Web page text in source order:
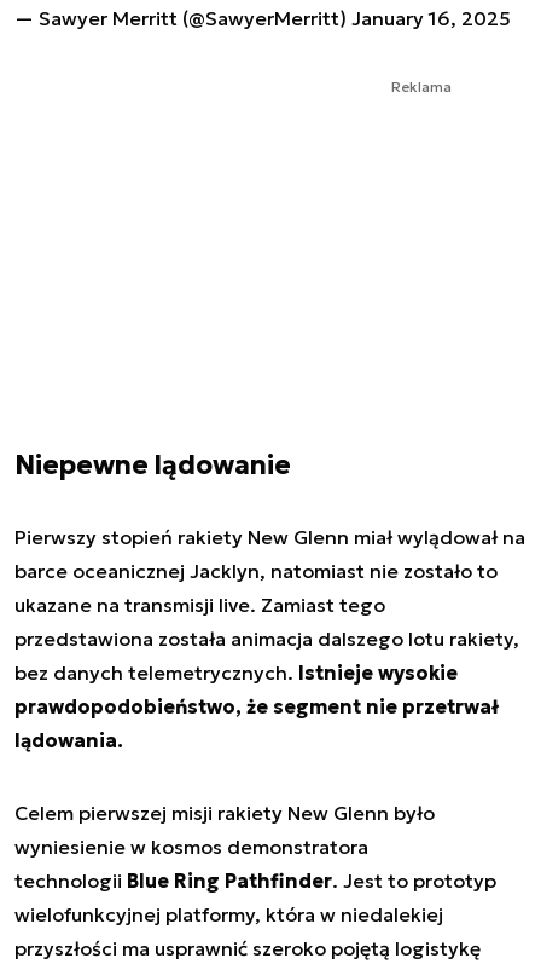
— Sawyer Merritt (@SawyerMerritt) January 16, 2025
Reklama
Niepewne lądowanie
Pierwszy stopień rakiety New Glenn miał wylądował na
barce oceanicznej Jacklyn, natomiast nie zostało to
ukazane na transmisji live. Zamiast tego
przedstawiona została animacja dalszego lotu rakiety,
bez danych telemetrycznych. Istnieje wysokie
prawdopodobieństwo, że segment nie przetrwał
lądowania.
Celem pierwszej misji rakiety New Glenn było
wyniesienie w kosmos demonstratora
technologii Blue Ring Pathfinder. Jest to prototyp
wielofunkcyjnej platformy, która w niedalekiej
przyszłości ma usprawnić szeroko pojętą logistykę